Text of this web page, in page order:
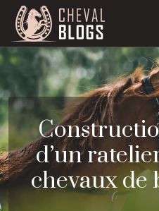
d’un
chevaux de